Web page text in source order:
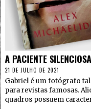
A PACIENTE SILENCIOSA
21 DE JULHO DE 2021
Gabriel é um fotógrafo
para revistas famosas.
quadros possuem